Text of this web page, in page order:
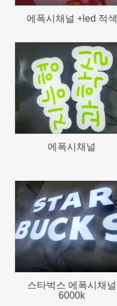
에폭시채널 +led 적색
578
에폭시채널
1980
스타벅스 에폭시채널
6000k